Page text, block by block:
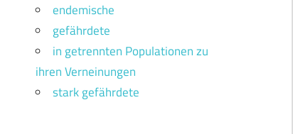
endemische
gefährdete
in getrennten Populationen zu
ihren Verneinungen
stark gefährdete